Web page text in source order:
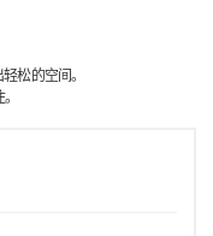
松的空间。